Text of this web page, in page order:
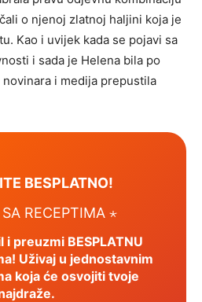
o njenoj zlatnoj haljini koja je
Kao i uvijek kada se pojavi sa
i sada je Helena bila po
i medija prepustila
BESPLATNO!
RECEPTIMA ⋆
i preuzmi BESPLATNU
Uživaj u jednostavnim
koja će osvojiti tvoje